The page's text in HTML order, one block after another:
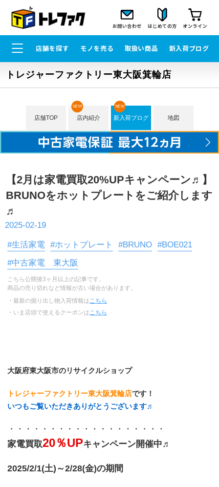
お問い合わせ はじめての方 オンライン
店舗を探す モノを売る 取扱い商品 新入荷ブログ
トレジャーファクトリー東大阪箕輪店
店舗TOP 店内紹介
NEW
新入荷ブログ
NEW
地図
【2月は家電買取20%UPキャンペーン♬】
BRUNOをホットプレートをご紹介します
♬
2025-02-19
#生活家電 #ホットプレート #BRUNO #BOE021
#中古家電 東大阪
こちら公開後3ヶ月以上の記事です。
商品の売り切れなど情報が古い場合があります。
・最新の掘り出し物入荷情報はこちら
・いま店頭で使えるクーポンはこちら
大阪府東大阪市のリサイクルショップ
トレジャーファクトリー東大阪箕輪店です！
いつもご覧いただきありがとうございます♬
・・・・・・・・・・・・・・・・・・・
家電買取20％UPキャンペーン開催中♬
2025/2/1(土)～2/28(金)の期間